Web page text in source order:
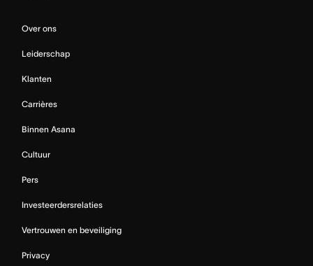
Over ons
Leiderschap
Klanten
Carrières
Binnen Asana
Cultuur
Pers
Investeerdersrelaties
Vertrouwen en beveiliging
Privacy